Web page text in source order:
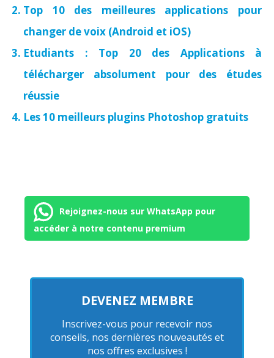
Top 10 des meilleures applications pour
changer de voix (Android et iOS)
Etudiants : Top 20 des Applications à
télécharger absolument pour des études
réussie
Les 10 meilleurs plugins Photoshop gratuits
Rejoignez-nous sur WhatsApp pour
accéder à notre contenu premium
DEVENEZ MEMBRE
Inscrivez-vous pour recevoir nos
conseils, nos dernières nouveautés et
nos offres exclusives !